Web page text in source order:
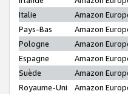
Italie
Amazon
Pays-Bas
Amazon
Pologne
Amazon
Espagne
Amazon
Suède
Amazon
Royaume-Uni
Amazon